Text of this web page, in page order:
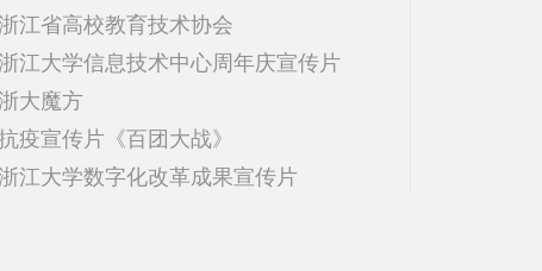
江省高校教育技术协会
江大学信息技术中心周年庆宣传片
大魔方
疫宣传片《百团大战》
江大学数字化改革成果宣传片